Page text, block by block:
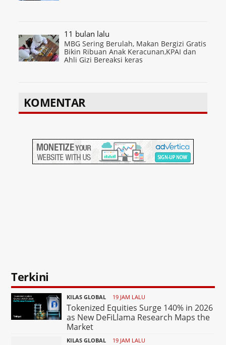
11 bulan lalu
MBG Sering Berulah, Makan Bergizi Gratis
Bikin Ribuan Anak Keracunan,KPAI dan
Ahli Gizi Bereaksi keras
KOMENTAR
Terkini
KILAS GLOBAL 19 JAM LALU
Tokenized Equities Surge 140% in 2026
as New DeFiLlama Research Maps the
Market
KILAS GLOBAL 19 JAM LALU